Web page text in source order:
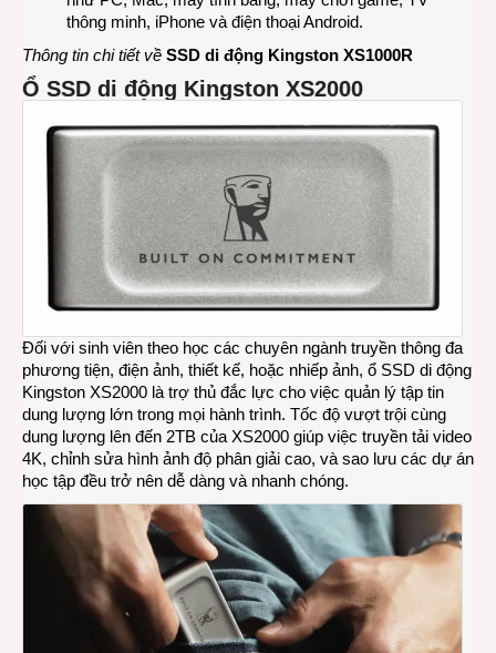
thông minh, iPhone và điện thoại Android.
Thông tin chi tiết về SSD di động Kingston XS1000R
Ổ SSD di động Kingston XS2000
Đối với sinh viên theo học các chuyên ngành truyền thông đa
phương tiện, điện ảnh, thiết kế, hoặc nhiếp ảnh, ổ SSD di động
Kingston XS2000 là trợ thủ đắc lực cho việc quản lý tập tin
dung lượng lớn trong mọi hành trình. Tốc độ vượt trội cùng
dung lượng lên đến 2TB của XS2000 giúp việc truyền tải video
4K, chỉnh sửa hình ảnh độ phân giải cao, và sao lưu các dự án
học tập đều trở nên dễ dàng và nhanh chóng.